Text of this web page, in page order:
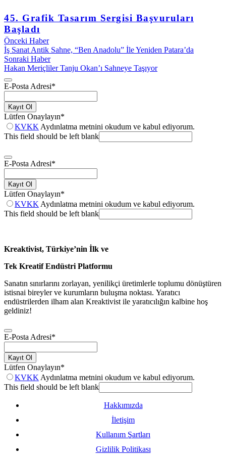
45. Grafik Tasarım Sergisi Başvuruları
Başladı
Önceki Haber
İş Sanat Antik Sahne, “Ben Anadolu” İle Yeniden Patara’da
Sonraki Haber
Hakan Meriçliler Tanju Okan’ı Sahneye Taşıyor
E-Posta Adresi*
Kayıt Ol
Lütfen Onaylayın*
KVKK Aydınlatma metnini okudum ve kabul ediyorum.
This field should be left blank
E-Posta Adresi*
Kayıt Ol
Lütfen Onaylayın*
KVKK Aydınlatma metnini okudum ve kabul ediyorum.
This field should be left blank
Kreaktivist, Türkiye’nin İlk ve
Tek Kreatif Endüstri Platformu
Sanatın sınırlarını zorlayan, yenilikçi üretimlerle toplumu dönüştüren
istisnai bireyler ve kurumların buluşma noktası. Yaratıcı
endüstrilerden ilham alan Kreaktivist ile yaratıcılığın kalbine hoş
geldiniz!
E-Posta Adresi*
Kayıt Ol
Lütfen Onaylayın*
KVKK Aydınlatma metnini okudum ve kabul ediyorum.
This field should be left blank
Hakkımızda
İletişim
Kullanım Şartları
Gizlilik Politikası